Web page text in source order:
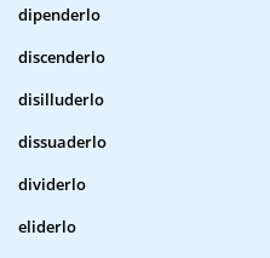
dipenderlo
discenderlo
disilluderlo
dissuaderlo
dividerlo
eliderlo